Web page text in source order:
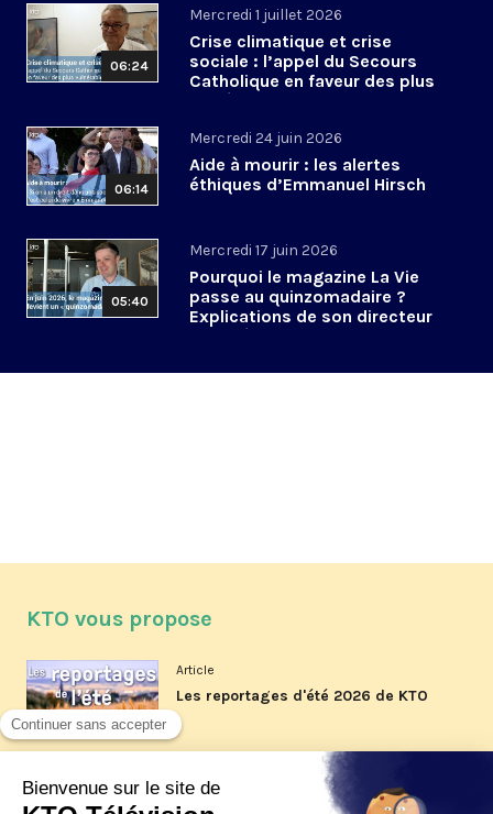
06:24
Mercredi 1 juillet 2026
Crise climatique et crise
sociale : l’appel du Secours
Catholique en faveur des plus
vulnérables
06:14
Mercredi 24 juin 2026
Aide à mourir : les alertes
éthiques d’Emmanuel Hirsch
05:40
Mercredi 17 juin 2026
Pourquoi le magazine La Vie
passe au quinzomadaire ?
Explications de son directeur
de la rédaction
KTO vous propose
Article
Les reportages d'été 2026 de KTO
La visite pastorale du pape Léon